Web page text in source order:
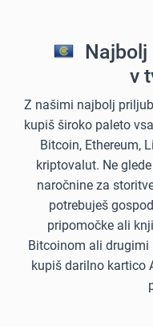
Najbolj
v
Z našimi najbolj
kupiš široko paleto
Bitcoin, Ethereum,
kriptovalut. Ne
naročnine za
potrebuješ
pripomočke ali
Bitcoinom ali
kupiš darilno kartico